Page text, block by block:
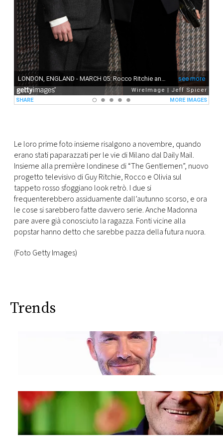
Le loro prime foto insieme risalgono a novembre, quando
erano stati paparazzati per le vie di Milano dal Daily Mail.
Insieme alla première londinese di “The Gentlemen”, nuovo
progetto televisivo di Guy Ritchie, Rocco e Olivia sul
tappeto rosso sfoggiano look retrò. I due si
frequenterebbero assiduamente dall’autunno scorso, e ora
le cose si sarebbero fatte davvero serie. Anche Madonna
pare avere già conosciuto la ragazza. Fonti vicine alla
popstar hanno detto che sarebbe pazza della futura nuora.
(Foto Getty Images)
Trends